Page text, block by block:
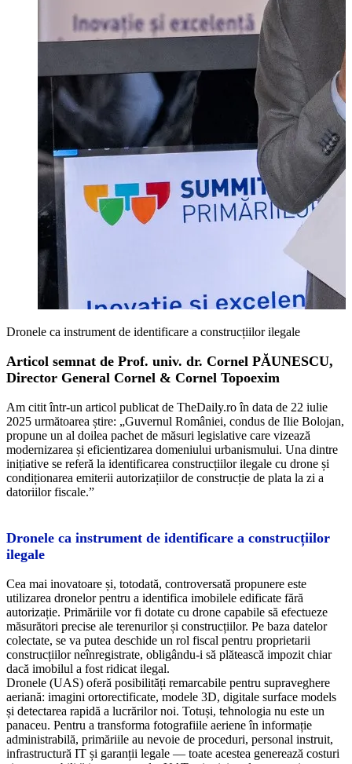
Dronele ca instrument de identificare a construcțiilor ilegale
Articol semnat de Prof. univ. dr. Cornel PĂUNESCU,
Director General Cornel & Cornel Topoexim
Am citit într-un articol publicat de TheDaily.ro în data de 22 iulie
2025 următoarea știre: „Guvernul României, condus de Ilie Bolojan,
propune un al doilea pachet de măsuri legislative care vizează
modernizarea și eficientizarea domeniului urbanismului. Una dintre
inițiative se referă la identificarea construcțiilor ilegale cu drone și
condiționarea emiterii autorizațiilor de construcție de plata la zi a
datoriilor fiscale.”
Dronele ca instrument de identificare a construcțiilor
ilegale
Cea mai inovatoare și, totodată, controversată propunere este
utilizarea dronelor pentru a identifica imobilele edificate fără
autorizație. Primăriile vor fi dotate cu drone capabile să efectueze
măsurători precise ale terenurilor și construcțiilor. Pe baza datelor
colectate, se va putea deschide un rol fiscal pentru proprietarii
construcțiilor neînregistrate, obligându-i să plătească impozit chiar
dacă imobilul a fost ridicat ilegal.
Dronele (UAS) oferă posibilități remarcabile pentru supraveghere
aeriană: imagini ortorectificate, modele 3D, digitale surface models
și detectarea rapidă a lucrărilor noi. Totuși, tehnologia nu este un
panaceu. Pentru a transforma fotografiile aeriene în informație
administrabilă, primăriile au nevoie de proceduri, personal instruit,
infrastructură IT și garanții legale — toate acestea generează costuri